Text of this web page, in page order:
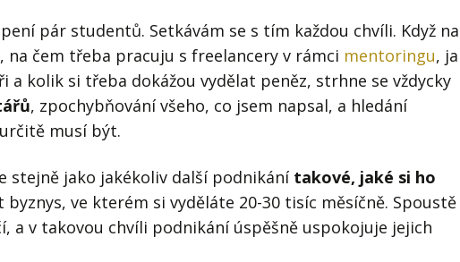
pár studentů. Setkávám se s tím každou chvíli. Když na
na čem třeba pracuju s freelancery v rámci mentoringu,
a kolik si třeba dokážou vydělat peněz, strhne se vždycky
, zpochybňování všeho, co jsem napsal, a hledání
musí být.
stejně jako jakékoliv další podnikání takové, jaké si ho
byznys, ve kterém si vyděláte 20-30 tisíc měsíčně. Spoustě
a v takovou chvíli podnikání úspěšně uspokojuje jejich